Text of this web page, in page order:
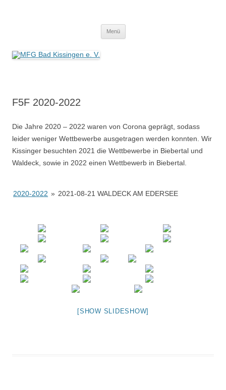
Hobby.
Menü
F5F 2020-2022
Die Jahre 2020 – 2022 waren von Corona geprägt, sodass
leider weniger Wettbewerbe ausgetragen werden konnten. Wir
Kissinger besuchten 2021 die Wettbewerbe in Biebertal und
Waldeck, sowie in 2022 einen Wettbewerb in Biebertal.
2020-2022 » 2021-08-21 WALDECK AM EDERSEE
[SHOW SLIDESHOW]